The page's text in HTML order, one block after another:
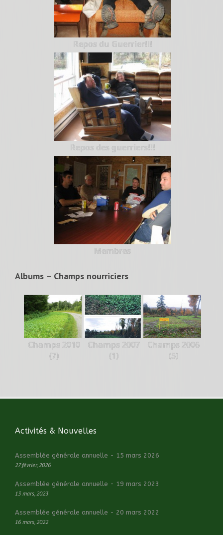
Repos du Guerrier!!!
Repos des guerriers!!!
Membres
Albums – Champs nourriciers
Champs 2010
(7)
Champs 2007
(1)
Champs 2006
(5)
Activités & Nouvelles
Assemblée générale annuelle - 15 mars 2026
27 février, 2026
Assemblée générale annuelle - 19 mars 2023
13 mars, 2023
Assemblée générale annuelle - 20 mars 2022
16 mars, 2022